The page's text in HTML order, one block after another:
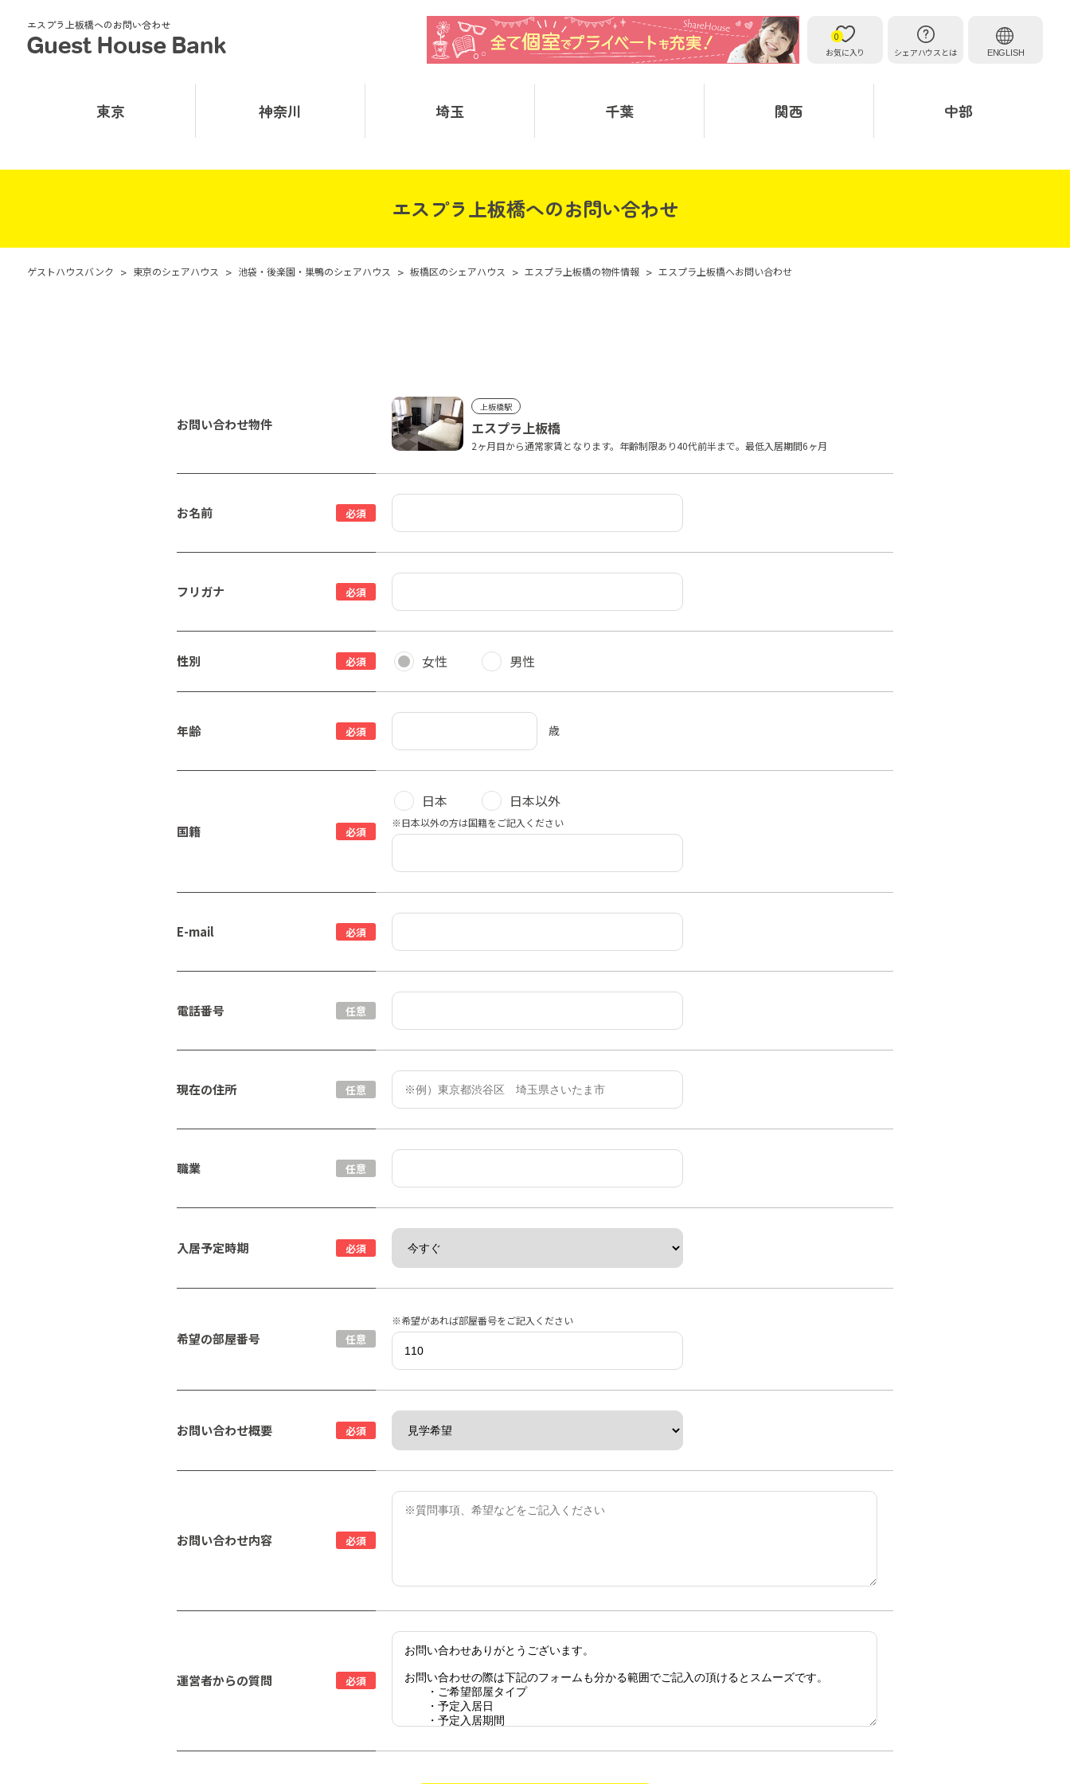
エスプラ上板橋へのお問い合わせ
お気に入り
0
シェアハウスとは
ENGLISH
東京 神奈川 埼玉 千葉 関西 中部
エスプラ上板橋へのお問い合わせ
ゲストハウスバンク > 東京のシェアハウス > 池袋・後楽園・巣鴨のシェアハウス > 板橋区のシェアハウス > エスプラ上板橋の物件情報 > エスプラ上板橋へお問い合わせ
お問い合わせ物件
上板橋駅
エスプラ上板橋
2ヶ月目から通常家賃となります。年齢制限あり40代前半まで。最低入居期間6ヶ月
お名前 必須
フリガナ 必須
性別 必須 女性 男性
年齢 必須 歳
国籍 必須
日本 日本以外
※日本以外の方は国籍をご記入ください
E-mail 必須
電話番号 任意
現在の住所 任意
職業 任意
入居予定時期 必須
希望の部屋番号 任意
※希望があれば部屋番号をご記入ください
お問い合わせ概要 必須
お問い合わせ内容 必須
運営者からの質問 必須